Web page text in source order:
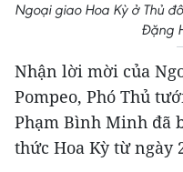
Ngoại giao Hoa Kỳ ở Thủ
Đặng
Nhận lời mời của
Pompeo, Phó Thủ
Phạm Bình Minh đã
thức Hoa Kỳ từ ngày